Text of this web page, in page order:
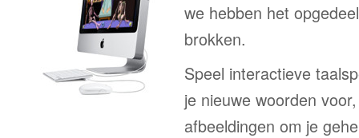
we hebben het
brokken.
Speel interactieve
je nieuwe woorden
afbeeldingen om je